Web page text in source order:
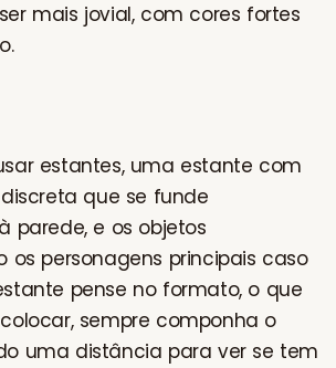
mais jovial, com cores fortes
estantes, uma estante com
que se funde
parede, e os objetos
os personagens principais caso
pense no formato, o que
sempre componha o
uma distância para ver se tem